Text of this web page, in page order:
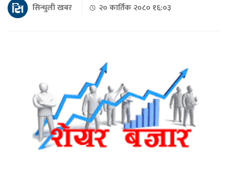
सिन्धुली खबर २० कार्तिक २०८० १६:०३